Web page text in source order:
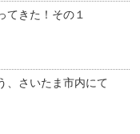
てきた！その１
、さいたま市内にて